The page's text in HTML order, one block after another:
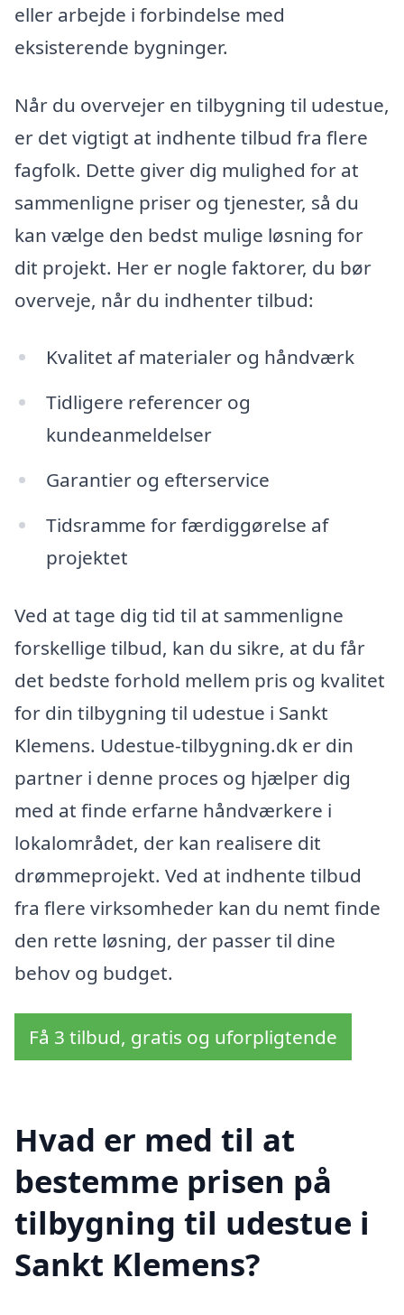
eller arbejde i forbindelse med
eksisterende bygninger.
Når du overvejer en tilbygning til udestue,
er det vigtigt at indhente tilbud fra flere
fagfolk. Dette giver dig mulighed for at
sammenligne priser og tjenester, så du
kan vælge den bedst mulige løsning for
dit projekt. Her er nogle faktorer, du bør
overveje, når du indhenter tilbud:
Kvalitet af materialer og håndværk
Tidligere referencer og
kundeanmeldelser
Garantier og efterservice
Tidsramme for færdiggørelse af
projektet
Ved at tage dig tid til at sammenligne
forskellige tilbud, kan du sikre, at du får
det bedste forhold mellem pris og kvalitet
for din tilbygning til udestue i Sankt
Klemens. Udestue-tilbygning.dk er din
partner i denne proces og hjælper dig
med at finde erfarne håndværkere i
lokalområdet, der kan realisere dit
drømmeprojekt. Ved at indhente tilbud
fra flere virksomheder kan du nemt finde
den rette løsning, der passer til dine
behov og budget.
Få 3 tilbud, gratis og uforpligtende
Hvad er med til at
bestemme prisen på
tilbygning til udestue i
Sankt Klemens?